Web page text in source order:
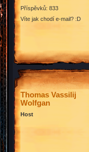
Příspěvků: 833
Víte jak chodí e-mail? :D
Thomas Vassilij
Wolfgan
Host